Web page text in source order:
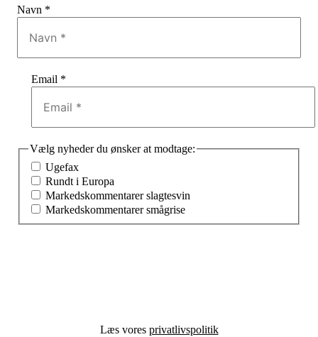
Navn *
Email *
Vælg nyheder du ønsker at modtage:
Ugefax
Rundt i Europa
Markedskommentarer slagtesvin
Markedskommentarer smågrise
Læs vores privatlivspolitik